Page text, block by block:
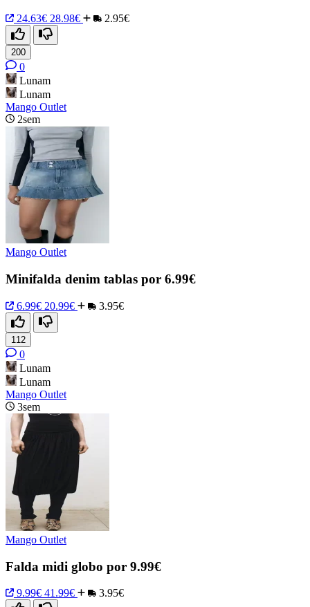
24.63€ 28.98€ 2.95€
200
0
Lunam
Lunam
Mango Outlet
2sem
Mango Outlet
Minifalda denim tablas por 6.99€
6.99€ 20.99€ 3.95€
112
0
Lunam
Lunam
Mango Outlet
3sem
Mango Outlet
Falda midi globo por 9.99€
9.99€ 41.99€ 3.95€